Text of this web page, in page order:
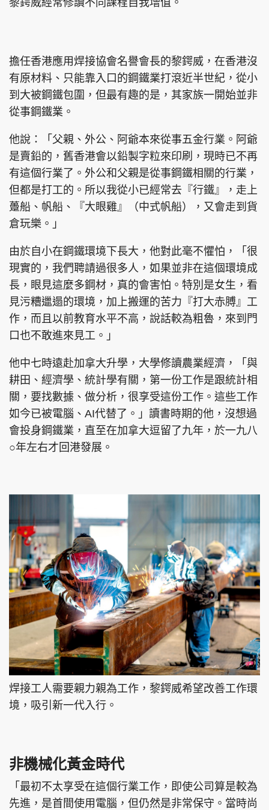
黎鍔威經常修讀不同課程自我增值。
擔任香港應用焊接協會名譽會長的黎鍔威，在香港沒
有原材料、只能靠入口的鋼鐵業打滾近半世紀，從小
到大被鋼鐵包圍，但最有趣的是，其家族一開始並非
從事鋼鐵業。
他說：「父親、外公、阿爺本來從事五金行業。阿爺
是賣鉛的，舊香港會以鉛製字粒來印刷，現時已不再
有這個行業了。外公和父親是從事鋼鐵相關的行業，
但都是打工的。所以我從小已經常去『行鐵』，走上
躉船、帆船、『大眼雞』（中式帆船），又會走到貨
倉玩樂。」
由於自小在鋼鐵環境下長大，他對此毫不懼怕，「很
現實的，我們聘請過很多人，如果並非在這個環境成
長，眼見這麼多鋼材，真的會害怕。特別是女生，看
見污糟邋遢的環境，加上搬運的苦力『打大赤膊』工
作，而且以前教育水平不高，說話較為粗魯，來到門
口也不敢進來見工。」
他中七時遠赴加拿大升學，大學修讀農業經濟，「與
耕田、經濟學、統計學有關，第一份工作是跟統計相
關，要找數據、做分析，很享受這份工作。這些工作
如今已被電腦、AI代替了。」讀書時期的他，沒想過
會投身鋼鐵業，直至在加拿大逗留了九年，於一九八
○年左右才回港發展。
焊接工人需要親力親為工作，黎鍔威希望改善工作環
境，吸引新一代入行。
非機械化黃金時代
「最初不太享受在這個行業工作，即使公司算是較為
先進，是首間使用電腦，但仍然是非常保守。當時尚